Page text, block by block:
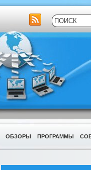
ОБЗОРЫ ПРОГРАММЫ